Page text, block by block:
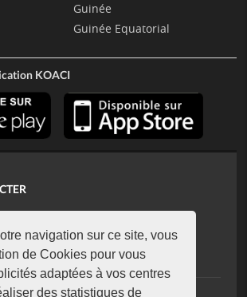
navigation sur ce site, vous
de Cookies pour vous
adaptées à vos centres
des statistiques de
Guinée
Guinée Equatorial
KOACI
85 52 93